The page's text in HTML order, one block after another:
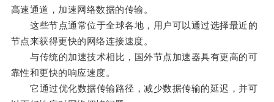
高速通道，加速网络数据的传输。
这些节点通常位于全球各地，用户可以通过选择最近的
节点来获得更快的网络连接速度。
与传统的加速技术相比，国外节点加速器具有更高的可
靠性和更快的响应速度。
它通过优化数据传输路径，减少数据传输的延迟，并可